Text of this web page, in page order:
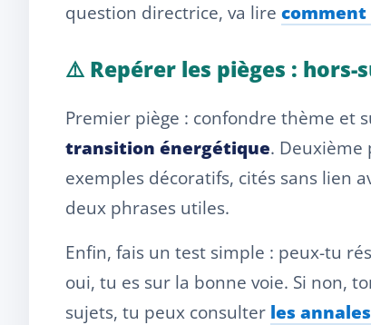
question directrice, va lire comment
⚠️ Repérer les pièges :
Premier piège : confondre thème et
transition énergétique. Deuxième
exemples décoratifs, cités sans lien
deux phrases utiles.
Enfin, fais un test simple : peux-tu
oui, tu es sur la bonne voie. Si non,
sujets, tu peux consulter les